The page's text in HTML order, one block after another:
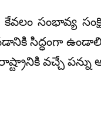
సంభావ్య
సిద్ధంగా
వచ్చే